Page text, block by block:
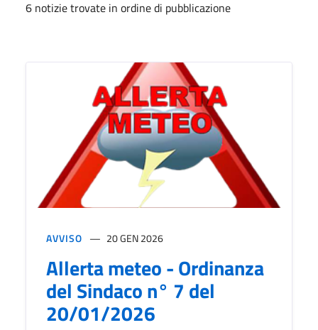
6 notizie trovate in ordine di pubblicazione
AVVISO 20 GEN 2026
Allerta meteo - Ordinanza
del Sindaco n° 7 del
20/01/2026